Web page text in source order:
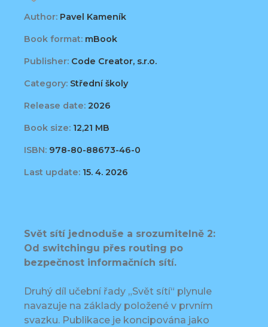
Author: Pavel Kameník
Book format: mBook
Publisher: Code Creator, s.r.o.
Category: Střední školy
Release date: 2026
Book size: 12,21 MB
ISBN: 978-80-88673-46-0
Last update: 15. 4. 2026
Svět sítí jednoduše a srozumitelně 2:
Od switchingu přes routing po
bezpečnost informačních sítí.
Druhý díl učební řady „Svět sítí“ plynule
navazuje na základy položené v prvním
svazku. Publikace je koncipována jako